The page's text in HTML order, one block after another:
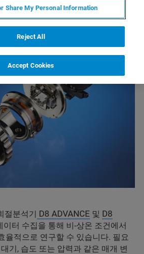
절분석기 D8 ADVANCE 및 D8
이터 수집을 통해 비-상온 조건에서
율적으로 연구할 수 있습니다. 필요
기, 습도 또는 압력과 같은 매개 변
Share My Personal Information
Reject All
Accept Cookies